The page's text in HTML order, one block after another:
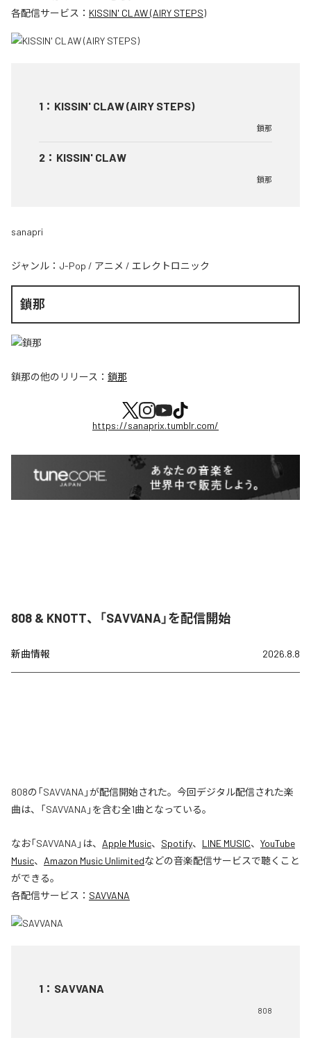
各配信サービス： KISSIN' CLAW (AIRY STEPS)
1 ： KISSIN' CLAW (AIRY STEPS)
鎖那
2 ： KISSIN' CLAW
鎖那
sanapri
ジャンル： J-Pop / アニメ / エレクトロニック
鎖那
鎖那の他のリリース： 鎖那
https://sanaprix.tumblr.com/
808 & KNOTT、「SAVVANA」を配信開始
新曲情報 2026.8.8
808の「SAVVANA」が配信開始された。今回デジタル配信された楽
曲は、「SAVVANA」を含む全1曲となっている。
なお「SAVVANA 」は、 Apple Music、 Spotify、 LINE MUSIC、 YouTube
Music、 Amazon Music Unlimitedなどの音楽配信サービスで聴くこと
ができる。
各配信サービス： SAVVANA
1 ： SAVVANA
808